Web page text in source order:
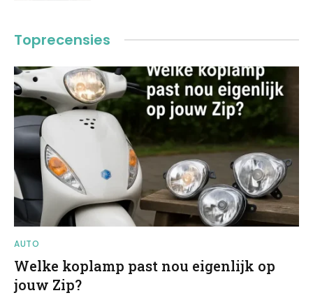
Toprecensies
AUTO
Welke koplamp past nou eigenlijk op
jouw Zip?